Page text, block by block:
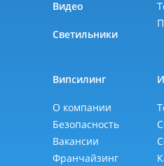
Видео
Светильники
Випсилинг
О компании
Безопасность
Вакансии
Франчайзинг